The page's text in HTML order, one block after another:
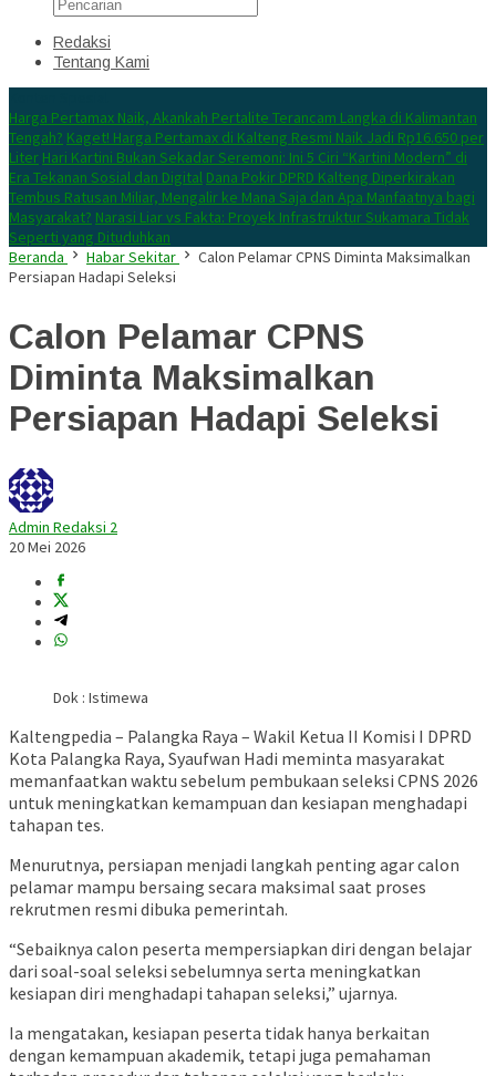
Redaksi
Tentang Kami
Harga Pertamax Naik, Akankah Pertalite Terancam Langka di Kalimantan
Tengah? Kaget! Harga Pertamax di Kalteng Resmi Naik Jadi Rp16.650 per
Liter Hari Kartini Bukan Sekadar Seremoni: Ini 5 Ciri “Kartini Modern” di
Era Tekanan Sosial dan Digital Dana Pokir DPRD Kalteng Diperkirakan
Tembus Ratusan Miliar, Mengalir ke Mana Saja dan Apa Manfaatnya bagi
Masyarakat? Narasi Liar vs Fakta: Proyek Infrastruktur Sukamara Tidak
Seperti yang Dituduhkan
Beranda
Habar Sekitar
Calon Pelamar CPNS Diminta Maksimalkan
Persiapan Hadapi Seleksi
Calon Pelamar CPNS
Diminta Maksimalkan
Persiapan Hadapi Seleksi
Admin Redaksi 2
20 Mei 2026
Dok : Istimewa
Kaltengpedia – Palangka Raya – Wakil Ketua II Komisi I DPRD
Kota Palangka Raya, Syaufwan Hadi meminta masyarakat
memanfaatkan waktu sebelum pembukaan seleksi CPNS 2026
untuk meningkatkan kemampuan dan kesiapan menghadapi
tahapan tes.
Menurutnya, persiapan menjadi langkah penting agar calon
pelamar mampu bersaing secara maksimal saat proses
rekrutmen resmi dibuka pemerintah.
“Sebaiknya calon peserta mempersiapkan diri dengan belajar
dari soal-soal seleksi sebelumnya serta meningkatkan
kesiapan diri menghadapi tahapan seleksi,” ujarnya.
Ia mengatakan, kesiapan peserta tidak hanya berkaitan
dengan kemampuan akademik, tetapi juga pemahaman